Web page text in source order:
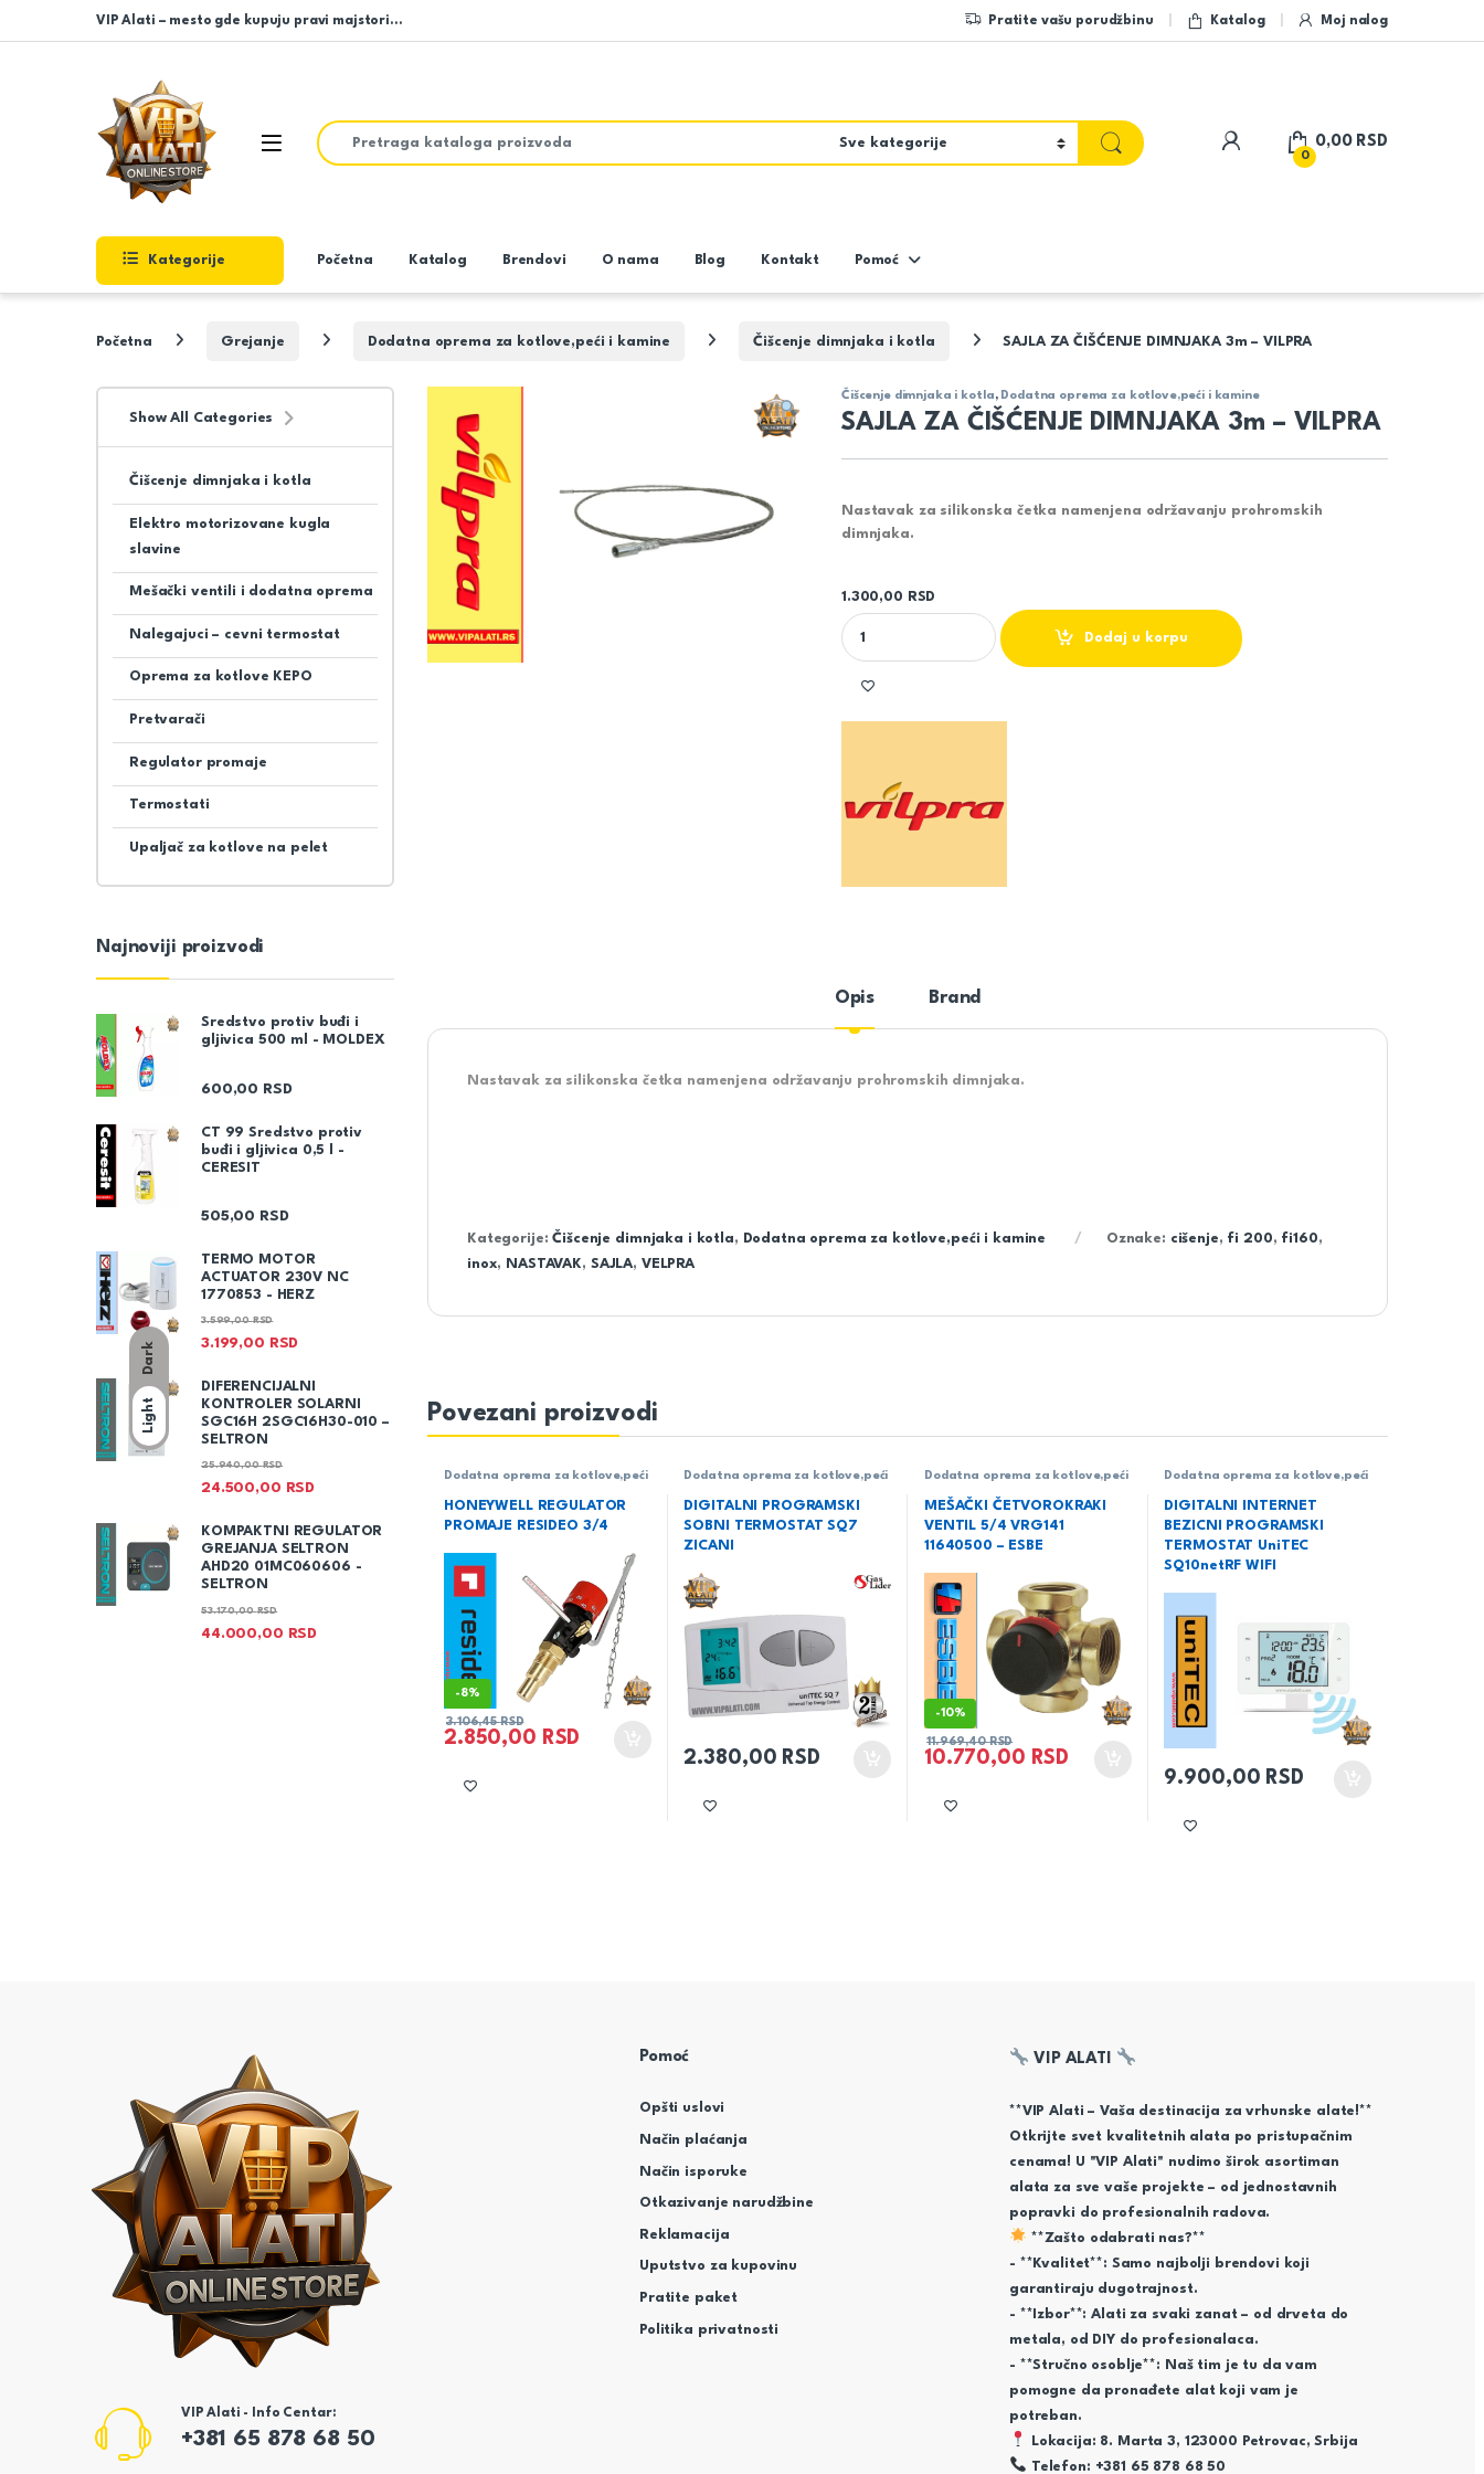
Dark
Light
Skip to navigation
Skip to content
VIP Alati – mesto gde kupuju pravi majstori… Pratite vašu porudžbinu Katalog Moj nalog
Open
Search for:
My Account
0
0,00 RSD
Kategorije Početna Katalog Brendovi O nama Blog Kontakt Pomoć
Početna Grejanje Dodatna oprema za kotlove,peći i kamine Čišcenje dimnjaka i kotla SAJLA ZA ČIŠĆENJE DIMNJAKA 3m – VILPRA
Čišcenje dimnjaka i kotla, Dodatna oprema za kotlove,peći i kamine
SAJLA ZA ČIŠĆENJE DIMNJAKA 3m – VILPRA
Nastavak za silikonska četka namenjena održavanju prohromskih
dimnjaka.
1.300,00
RSD
SAJLA ZA ČIŠĆENJE DIMNJAKA 3m - VILPRA quantity
Dodaj u korpu
Opis Brand
Nastavak za silikonska četka namenjena održavanju prohromskih dimnjaka.
Kategorije:Čišcenje dimnjaka i kotla, Dodatna oprema za kotlove,peći i kamine Oznake: cišenje, fi 200, fi160,
inox, NASTAVAK, SAJLA, VELPRA
Povezani proizvodi
Dodatna oprema za kotlove,peći
promaje
HONEYWELL REGULATOR
PROMAJE RESIDEO 3/4
-8%
2.850,00 RSD
3.106,45RSD
Dodatna oprema za kotlove,peći
DIGITALNI PROGRAMSKI
SOBNI TERMOSTAT SQ7
ZICANI
2.380,00 RSD
Dodatna oprema za kotlove,peći
ventili i dodatna oprema
MEŠAČKI ČETVOROKRAKI
VENTIL 5/4 VRG141
11640500 – ESBE
-10%
10.770,00 RSD
11.969,40RSD
Dodatna oprema za kotlove,peći
DIGITALNI INTERNET
BEZICNI PROGRAMSKI
TERMOSTAT UniTEC
SQ10netRF WIFI
9.900,00 RSD
Show All Categories
Čišcenje dimnjaka i kotla
Elektro motorizovane kugla
slavine
Mešački ventili i dodatna oprema
Nalegajuci – cevni termostat
Oprema za kotlove KEPO
Pretvarači
Regulator promaje
Termostati
Upaljač za kotlove na pelet
Najnoviji proizvodi
Sredstvo protiv buđi i
gljivica 500 ml - MOLDEX
600,00 RSD
CT 99 Sredstvo protiv
buđi i gljivica 0,5 l -
CERESIT
505,00 RSD
TERMO MOTOR
ACTUATOR 230V NC
1770853 - HERZ
3.199,00 RSD
3.599,00RSD
DIFERENCIJALNI
KONTROLER SOLARNI
SGC16H 2SGC16H30-010 –
SELTRON
24.500,00 RSD
25.940,00RSD
KOMPAKTNI REGULATOR
GREJANJA SELTRON
AHD20 01MC060606 -
SELTRON
44.000,00 RSD
53.170,00RSD
VIP Alati - Info Centar:
+381 65 878 68 50
Pomoć
Opšti uslovi
Način plaćanja
Način isporuke
Otkazivanje narudžbine
Reklamacija
Uputstvo za kupovinu
Pratite paket
Politika privatnosti
VIP ALATI
**VIP Alati – Vaša destinacija za vrhunske alate!**
Otkrijte svet kvalitetnih alata po pristupačnim
cenama! U "VIP Alati" nudimo širok asortiman
alata za sve vaše projekte – od jednostavnih
popravki do profesionalnih radova.
**Zašto odabrati nas?**
- **Kvalitet**: Samo najbolji brendovi koji
garantiraju dugotrajnost.
- **Izbor**: Alati za svaki zanat – od drveta do
metala, od DIY do profesionalaca.
- **Stručno osoblje**: Naš tim je tu da vam
pomogne da pronađete alat koji vam je
potreban.
Lokacija: 8. Marta 3, 123000 Petrovac, Srbija
Telefon: +381 65 878 68 50